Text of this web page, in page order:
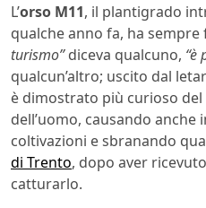
L’orso M11, il plantigrado
qualche anno fa, ha
turismo”diceva qualcuno, “è
qualcun’altro; uscito dal
è dimostrato più curioso
dell’uomo, causando anche
coltivazioni e sbranando
di Trento, dopo aver
catturarlo.